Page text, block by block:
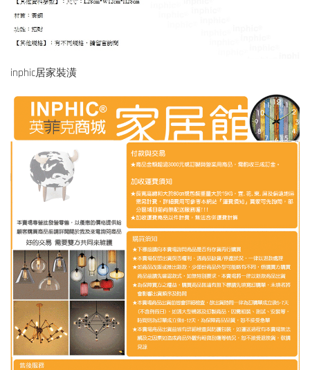
inphic居家裝潢